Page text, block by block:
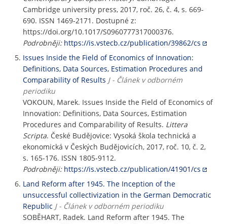
Cambridge university press, 2017, roč. 26, č. 4, s. 669-
690. ISSN 1469-2171. Dostupné z:
https://doi.org/10.1017/S0960777317000376.
Podrobněji: https://is.vstecb.cz/publication/39862/cs
Issues Inside the Field of Economics of Innovation:
Definitions, Data Sources, Estimation Procedures and
Comparability of Results J - Článek v odborném
periodiku
VOKOUN, Marek. Issues Inside the Field of Economics of
Innovation: Definitions, Data Sources, Estimation
Procedures and Comparability of Results. Littera
Scripta. České Budějovice: Vysoká škola technická a
ekonomická v Českých Budějovicích, 2017, roč. 10, č. 2,
s. 165-176. ISSN 1805-9112.
Podrobněji: https://is.vstecb.cz/publication/41901/cs
Land Reform after 1945. The Inception of the
unsuccessful collectivization in the German Democratic
Republic J - Článek v odborném periodiku
SOBĚHART, Radek. Land Reform after 1945. The